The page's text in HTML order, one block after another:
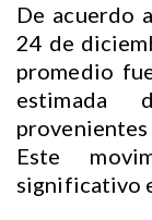
De acuerdo
24 de
promedio
estimada
Este
significativo